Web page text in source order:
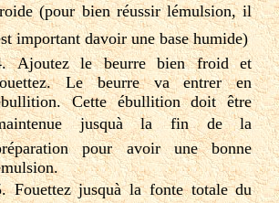
(pour bien réussir lémulsion, il
important davoir une base humide)
Ajoutez le beurre bien froid et
Le beurre va entrer en
Cette ébullition doit être
jusquà la fin de la
pour avoir une bonne
Fouettez jusquà la fonte totale du